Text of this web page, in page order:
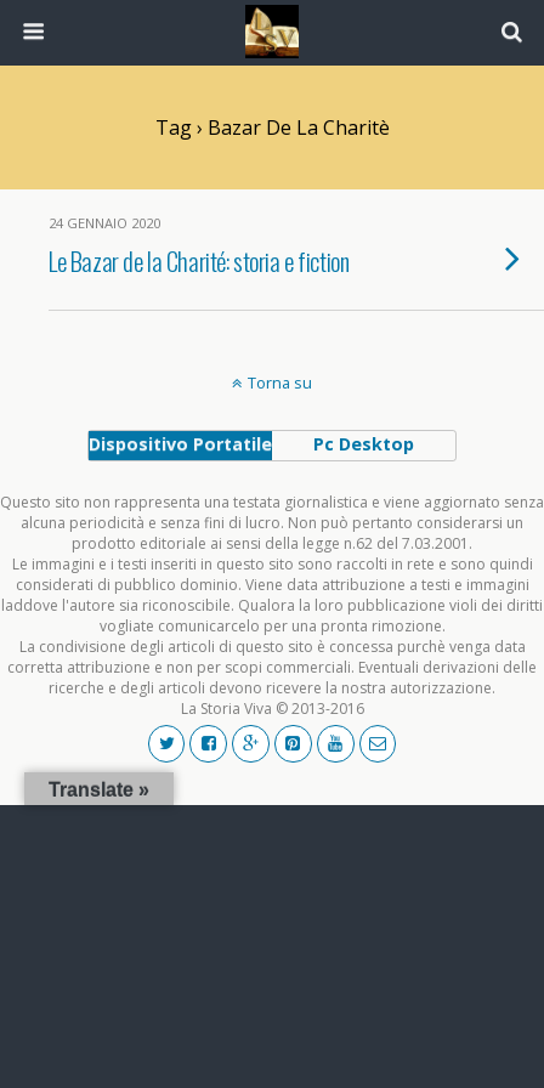
Tag › Bazar De La Charitè
24 GENNAIO 2020
Le Bazar de la Charité: storia e fiction
Torna su
Dispositivo Portatile Pc Desktop
Questo sito non rappresenta una testata giornalistica e viene aggiornato senza
alcuna periodicità e senza fini di lucro. Non può pertanto considerarsi un
prodotto editoriale ai sensi della legge n.62 del 7.03.2001.
Le immagini e i testi inseriti in questo sito sono raccolti in rete e sono quindi
considerati di pubblico dominio. Viene data attribuzione a testi e immagini
laddove l'autore sia riconoscibile. Qualora la loro pubblicazione violi dei diritti
vogliate comunicarcelo per una pronta rimozione.
La condivisione degli articoli di questo sito è concessa purchè venga data
corretta attribuzione e non per scopi commerciali. Eventuali derivazioni delle
ricerche e degli articoli devono ricevere la nostra autorizzazione.
La Storia Viva © 2013-2016
Translate »